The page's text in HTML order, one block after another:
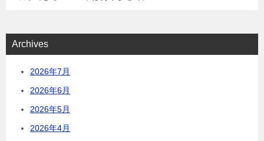
Archives
2026年7月
2026年6月
2026年5月
2026年4月